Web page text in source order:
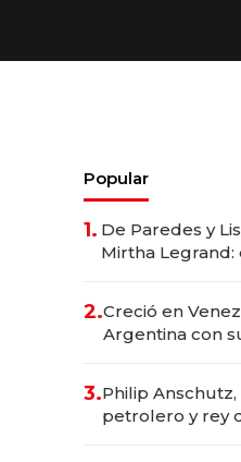
Popular
1. De Paredes y
Mirtha
2.Creció en
Argentina con
marcas "fast
3.Philip
petrolero y rey